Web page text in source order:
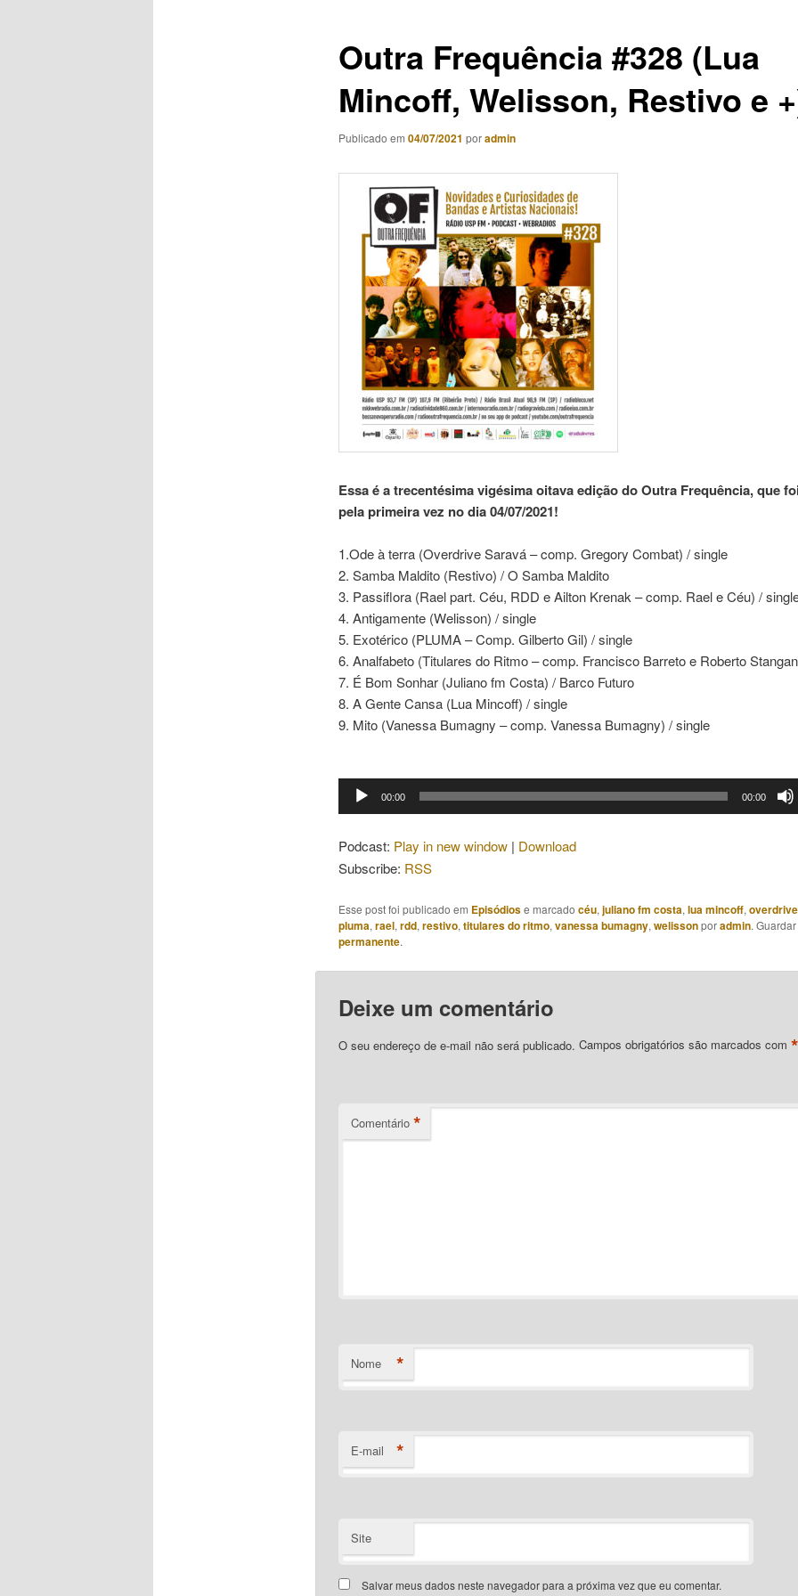
Outra Frequência #328 (Lua
Mincoff, Welisson, Restivo e
Publicado em 04/07/2021 poradmin
Essa é a trecentésima vigésima oitava edição do Outra Frequência, que
pela primeira vez no dia 04/07/2021!
1.Ode à terra (Overdrive Saravá – comp. Gregory Combat) / single
2. Samba Maldito (Restivo) / O Samba Maldito
3. Passiflora (Rael part. Céu, RDD e Ailton Krenak – comp. Rael e Céu) /
4. Antigamente (Welisson) / single
5. Exotérico (PLUMA – Comp. Gilberto Gil) / single
6. Analfabeto (Titulares do Ritmo – comp. Francisco Barreto e Roberto
7. É Bom Sonhar (Juliano fm Costa) / Barco Futuro
8. A Gente Cansa (Lua Mincoff) / single
9. Mito (Vanessa Bumagny – comp. Vanessa Bumagny) / single
Tocador
de
00:00 00:00
Podcast: Play in new window| Download
Subscribe: RSS
Esse post foi publicado em Episódiose marcado céu, juliano fm costa, lua mincoff,
pluma, rael, rdd, restivo, titulares do ritmo, vanessa bumagny, welissonporadmin. Guardar
permanente.
Deixe um comentário
O seu endereço de e-mail não será publicado. Campos obrigatórios são marcados com *
Comentário *
Nome *
E-mail *
Site
Salvar meus dados neste navegador para a próxima vez que eu comentar.